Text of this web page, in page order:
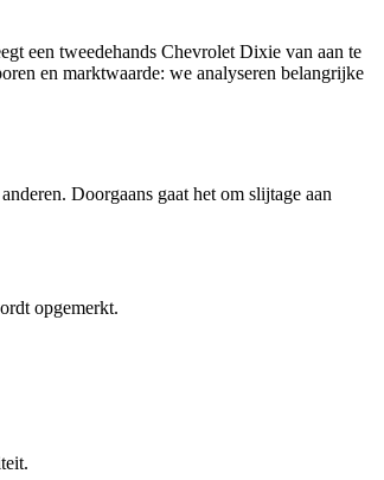
een tweedehands Chevrolet Dixie van aan te
en marktwaarde: we analyseren belangrijke
Doorgaans gaat het om slijtage aan
opgemerkt.